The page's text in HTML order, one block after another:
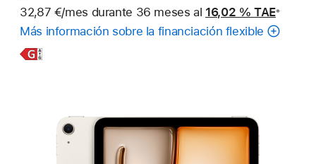
32,87 €/mes durante 36 meses al 16,02 %TAE
a
de
※
Más información sobre la financiación flexible
Más